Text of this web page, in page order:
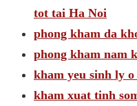
tot tai Ha Noi
phong kham da
phong kham nam
kham yeu sinh ly
kham xuat tinh